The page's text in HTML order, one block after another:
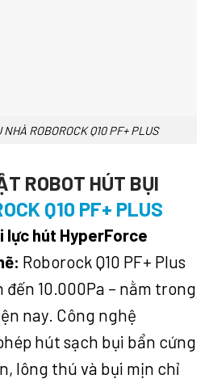
ROBOROCK Q10 PF+ PLUS
ROBOT HÚT BỤI
Q10 PF+ PLUS
lực hút HyperForce
Roborock Q10 PF+ Plus
10.000Pa – nằm trong
nay. Công nghệ
hút sạch bụi bẩn cứng
lông thú và bụi mịn chỉ